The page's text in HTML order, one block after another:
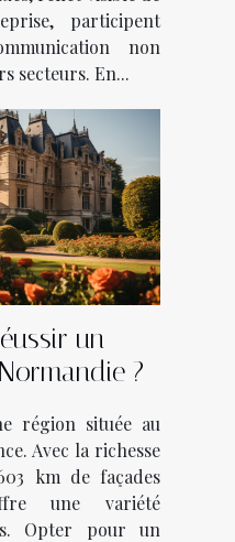
participent
non
secteurs. En...
un
?
région située au
Avec la richesse
km de façades
une variété
Opter pour un